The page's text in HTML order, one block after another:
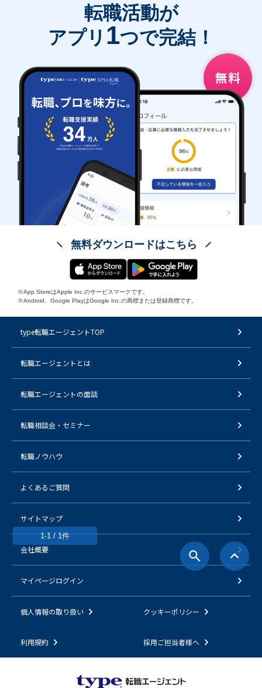
1-1 / 1件
転職活動が
アプリ 1つで完結！
無料ダウンロードはこちら
※App StoreはApple Inc.のサービスマークです。
※Android、Google PlayはGoogle Inc.の商標または登録商標です。
type転職エージェントTOP
転職エージェントとは
転職エージェントの面談
転職相談会・セミナー
転職ノウハウ
よくあるご質問
サイトマップ
会社概要
マイページログイン
個人情報の取り扱い クッキーポリシー
利用規約 採用ご担当者様へ